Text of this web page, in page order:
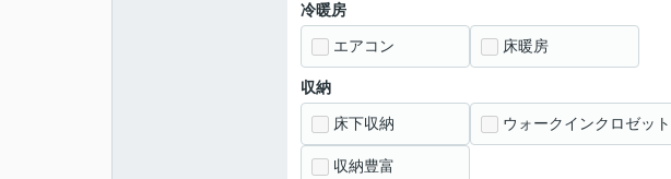
冷暖房
エアコン 床暖房
収納
床下収納 ウォークインクロゼット
収納豊富